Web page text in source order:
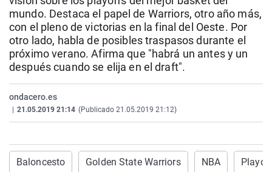
La rosa de los vientos
Gente viajera
Como el perro y el
Caso
Retornados
Equipo de
Operación Viuda
Extremadura
Galicia
La Rioja
Navarra
Virales
Televisión
Elecciones
mundo. Destaca el papel de Warriors, otro año más,
con el pleno de victorias en la final del Oeste. Por
otro lado, habla de posibles traspasos durante el
próximo verano. Afirma que "habrá un antes y un
después cuando se elija en el draft".
ondacero.es
21.05.2019 21:14 (Publicado 21.05.2019 21:12)
Baloncesto Golden State Warriors NBA